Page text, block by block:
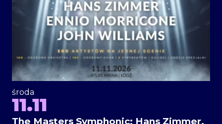
środa
11.11
The Masters Symphonic: Hans Zimmer,